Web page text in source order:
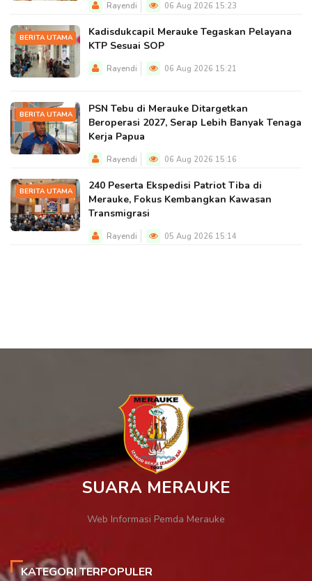
Rayendi 06 Aug 2026 15:23
BERITA UTAMA
Kadisdukcapil Merauke Tegaskan Pelayana
KTP Sesuai SOP
Rayendi 06 Aug 2026 15:21
BERITA UTAMA
PSN Tebu di Merauke Ditargetkan
Beroperasi 2027, Serap Lebih Banyak Tenaga
Kerja Papua
Rayendi 06 Aug 2026 15:16
BERITA UTAMA
240 Peserta Ekspedisi Patriot Tiba di
Merauke, Fokus Kembangkan Kawasan
Transmigrasi
Rayendi 05 Aug 2026 15:14
SUARA MERAUKE
Web Informasi Pemda Merauke
KATEGORI TERPOPULER